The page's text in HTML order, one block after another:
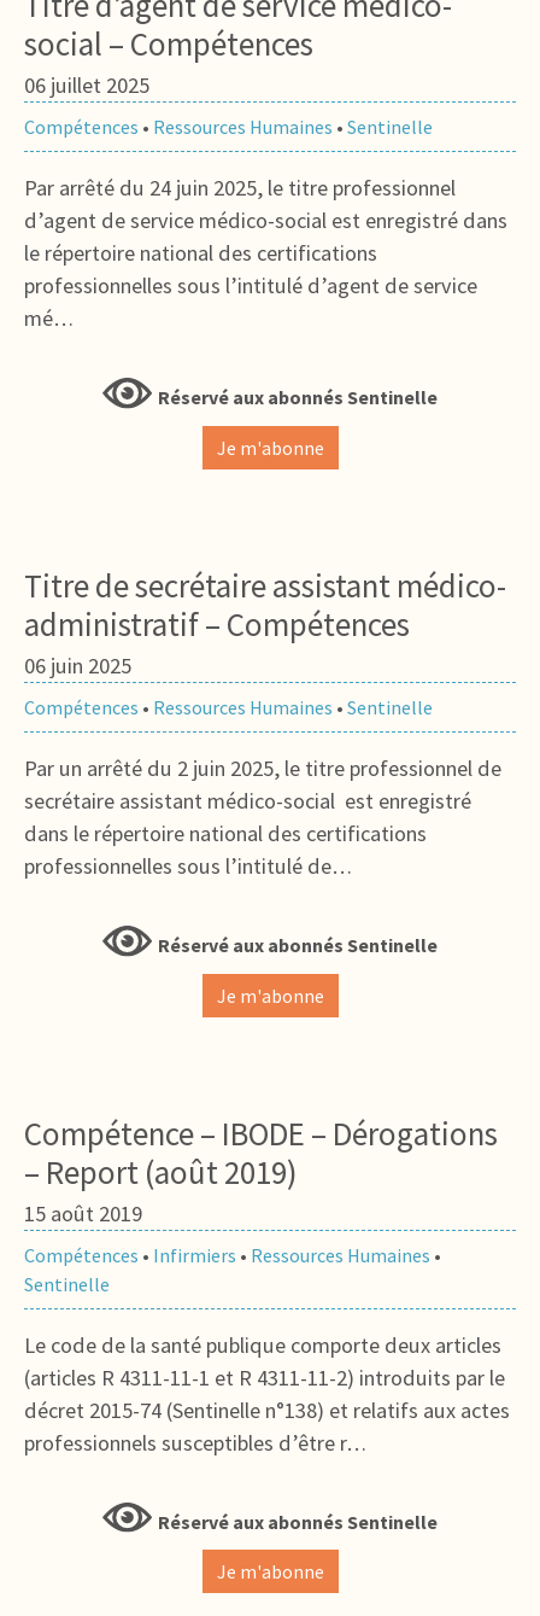
social – Compétences
06 juillet 2025
Compétences • Ressources Humaines • Sentinelle
Par arrêté du 24 juin 2025, le titre professionnel
d’agent de service médico-social est enregistré dans
le répertoire national des certifications
professionnelles sous l’intitulé d’agent de service
mé…
Réservé aux abonnés Sentinelle
Je m'abonne
Titre de secrétaire assistant médico-
administratif – Compétences
06 juin 2025
Compétences • Ressources Humaines • Sentinelle
Par un arrêté du 2 juin 2025, le titre professionnel de
secrétaire assistant médico-social est enregistré
dans le répertoire national des certifications
professionnelles sous l’intitulé de…
Réservé aux abonnés Sentinelle
Je m'abonne
Compétence – IBODE – Dérogations
– Report (août 2019)
15 août 2019
Compétences • Infirmiers • Ressources Humaines •
Sentinelle
Le code de la santé publique comporte deux articles
(articles R 4311-11-1 et R 4311-11-2) introduits par le
décret 2015-74 (Sentinelle n°138) et relatifs aux actes
professionnels susceptibles d’être r…
Réservé aux abonnés Sentinelle
Je m'abonne